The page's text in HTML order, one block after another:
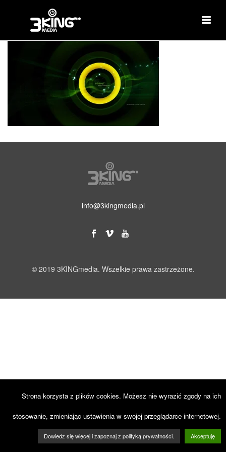
info@3kingmedia.pl
© 2019 3KINGmedia. Wszelkie prawa zastrzeżone.
Strona korzysta z plików cookies. Możesz nie wyrazić zgody na ich
stosowanie, zmieniając ustawienia w swojej przeglądarce internetowej.
Dowiedz się więcej i zapoznaj z polityką prywatności. Akceptuję